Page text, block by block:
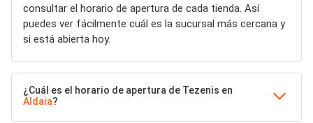
consultar el horario de apertura de cada tienda. Así
puedes ver fácilmente cuál es la sucursal más cercana y
si está abierta hoy.
¿Cuál es el horario de apertura de Tezenis en
Aldaia?